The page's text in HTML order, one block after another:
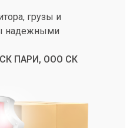
грузы и
надежными
ПАРИ, ООО СК